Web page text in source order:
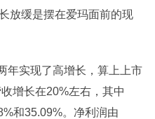
放缓是摆在爱玛面前的现
年实现了高增长，算上上市
增长在20%左右，其中
和35.09%。净利润由